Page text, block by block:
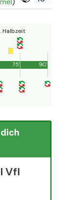
Halbzeit
90'
75'
Vfl